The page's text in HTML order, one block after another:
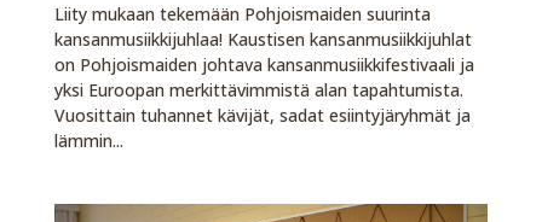
Liity mukaan tekemään Pohjoismaiden suurinta
kansanmusiikkijuhlaa! Kaustisen kansanmusiikkijuhlat
on Pohjoismaiden johtava kansanmusiikkifestivaali ja
yksi Euroopan merkittävimmistä alan tapahtumista.
Vuosittain tuhannet kävijät, sadat esiintyjäryhmät ja
lämmin...